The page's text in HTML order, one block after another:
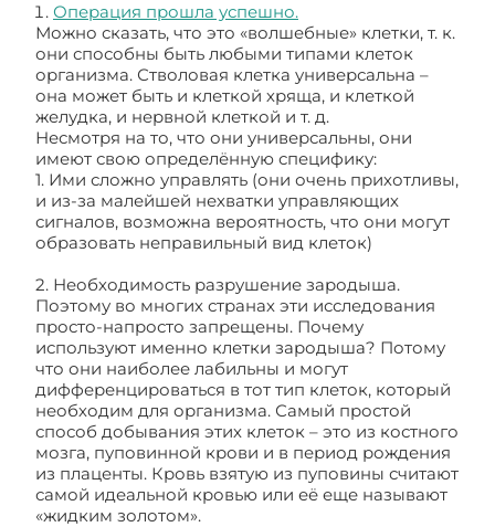
Операция прошла успешно.
Можно сказать, что это «волшебные» клетки, т. к.
они способны быть любыми типами клеток
организма. Стволовая клетка универсальна –
она может быть и клеткой хряща, и клеткой
желудка, и нервной клеткой и т. д.
Несмотря на то, что они универсальны, они
имеют свою определённую специфику:
1. Ими сложно управлять (они очень прихотливы,
и из-за малейшей нехватки управляющих
сигналов, возможна вероятность, что они могут
образовать неправильный вид клеток)
2. Необходимость разрушение зародыша.
Поэтому во многих странах эти исследования
просто-напросто запрещены. Почему
используют именно клетки зародыша? Потому
что они наиболее лабильны и могут
дифференцироваться в тот тип клеток, который
необходим для организма. Самый простой
способ добывания этих клеток – это из костного
мозга, пуповинной крови и в период рождения
из плаценты. Кровь взятую из пуповины считают
самой идеальной кровью или её еще называют
«жидким золотом».